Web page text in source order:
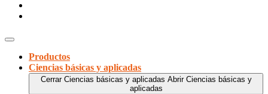
Productos
Ciencias básicas y aplicadas
Cerrar Ciencias básicas y aplicadas Abrir Ciencias básicas y
aplicadas